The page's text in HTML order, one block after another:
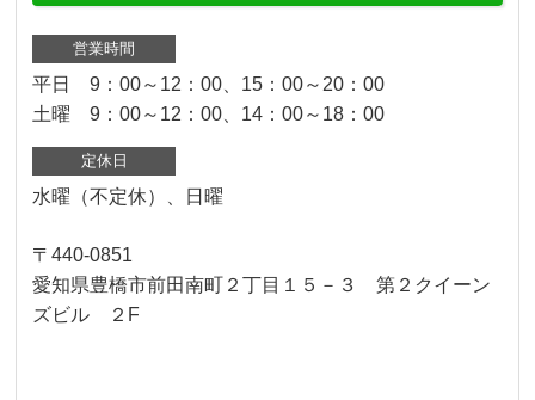
営業時間
平日 9：00～12：00、15：00～20：00
土曜 9：00～12：00、14：00～18：00
定休日
水曜（不定休）、日曜
〒440-0851
愛知県豊橋市前田南町２丁目１５－３ 第２クイーン
ズビル ２F